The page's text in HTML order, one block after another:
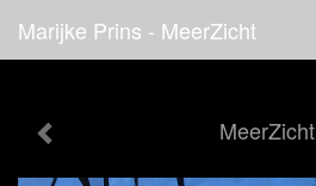
Marijke Prins - MeerZicht
MeerZicht